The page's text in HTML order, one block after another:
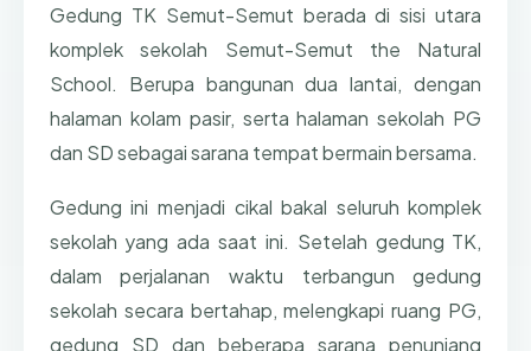
Gedung TK Semut-Semut berada di sisi utara
komplek sekolah Semut-Semut the Natural
School. Berupa bangunan dua lantai, dengan
halaman kolam pasir, serta halaman sekolah PG
dan SD sebagai sarana tempat bermain bersama.
Gedung ini menjadi cikal bakal seluruh komplek
sekolah yang ada saat ini. Setelah gedung TK,
dalam perjalanan waktu terbangun gedung
sekolah secara bertahap, melengkapi ruang PG,
gedung SD dan beberapa sarana penunjang